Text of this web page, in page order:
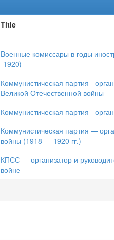
Title
Военные комиссары в годы
-1920)
Коммунистическая партия -
Великой Отечественной войны
Коммунистическая партия -
Коммунистическая партия —
войны (1918 — 1920 гг.)
КПСС — организатор и
войне